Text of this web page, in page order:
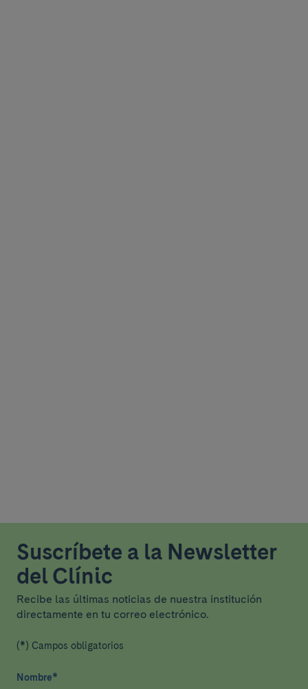
Suscríbete a la Newsletter
del Clínic
Recibe las últimas noticias de nuestra institución
directamente en tu correo electrónico.
(*) Campos obligatorios
Nombre*